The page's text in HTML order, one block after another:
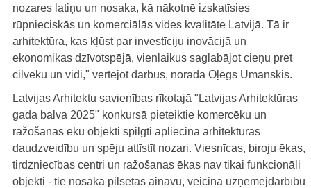
nozares latiņu un nosaka, kā nākotnē izskatīsies
rūpnieciskās un komerciālās vides kvalitāte Latvijā. Tā ir
arhitektūra, kas kļūst par investīciju inovācijā un
ekonomikas dzīvotspējā, vienlaikus saglabājot cieņu pret
cilvēku un vidi," vērtējot darbus, norāda Oļegs Umanskis.
Latvijas Arhitektu savienības rīkotajā "Latvijas Arhitektūras
gada balva 2025" konkursā pieteiktie komercēku un
ražošanas ēku objekti spilgti apliecina arhitektūras
daudzveidību un spēju attīstīt nozari. Viesnīcas, biroju ēkas,
tirdzniecības centri un ražošanas ēkas nav tikai funkcionāli
objekti - tie nosaka pilsētas ainavu, veicina uzņēmējdarbību